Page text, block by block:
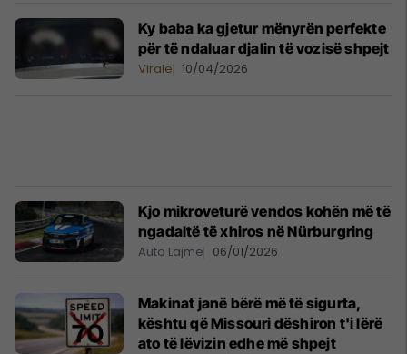
Ky baba ka gjetur mënyrën perfekte
për të ndaluar djalin të vozisë shpejt
Virale 10/04/2026
Kjo mikroveturë vendos kohën më të
ngadaltë të xhiros në Nürburgring
Auto Lajme 06/01/2026
Makinat janë bërë më të sigurta,
kështu që Missouri dëshiron t'i lërë
ato të lëvizin edhe më shpejt